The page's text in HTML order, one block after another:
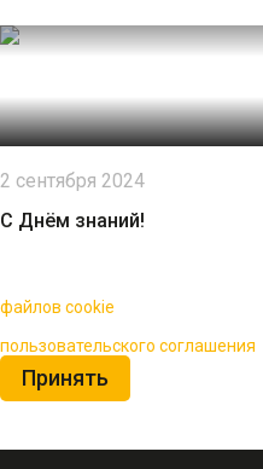
2 сентября 2024
С Днём знаний!
файлов cookie
пользовательского соглашения
Принять